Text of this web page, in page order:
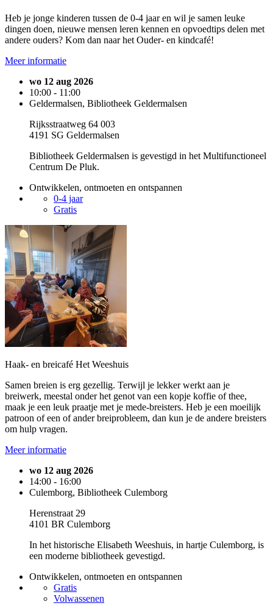
Heb je jonge kinderen tussen de 0-4 jaar en wil je samen leuke
dingen doen, nieuwe mensen leren kennen en opvoedtips delen met
andere ouders? Kom dan naar het Ouder- en kindcafé!
Meer informatie
wo 12 aug 2026
10:00 - 11:00
Geldermalsen, Bibliotheek Geldermalsen
Rijksstraatweg 64 003
4191 SG Geldermalsen
Bibliotheek Geldermalsen is gevestigd in het Multifunctioneel
Centrum De Pluk.
Ontwikkelen, ontmoeten en ontspannen
0-4 jaar
Gratis
Haak- en breicafé Het Weeshuis
Samen breien is erg gezellig. Terwijl je lekker werkt aan je
breiwerk, meestal onder het genot van een kopje koffie of thee,
maak je een leuk praatje met je mede-breisters. Heb je een moeilijk
patroon of een of ander breiprobleem, dan kun je de andere breisters
om hulp vragen.
Meer informatie
wo 12 aug 2026
14:00 - 16:00
Culemborg, Bibliotheek Culemborg
Herenstraat 29
4101 BR Culemborg
In het historische Elisabeth Weeshuis, in hartje Culemborg, is
een moderne bibliotheek gevestigd.
Ontwikkelen, ontmoeten en ontspannen
Gratis
Volwassenen